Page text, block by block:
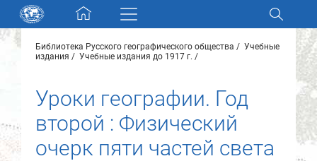
Skip navigation
Разделы и коллекции
Электронный каталог
Новости
Библиотека Русского географического общества
Учебные
издания
Учебные издания до 1917 г.
Уроки географии. Год
второй : Физический
очерк пяти частей света